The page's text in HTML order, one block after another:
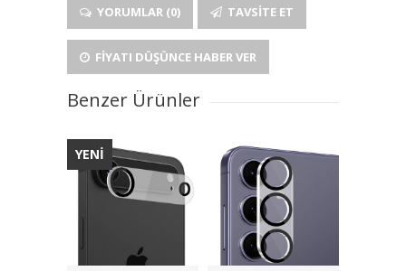
YORUMLAR (0) TAVSITE ET
FIYATI DÜŞÜNCE HABER VER
Benzer Ürünler
YENİ